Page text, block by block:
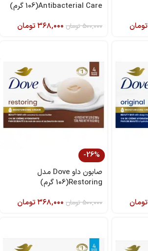
تومان
Antibacterial Care(106 گرم)
۵۰۰,۰۰۰تومان ۳۶۸,۰۰۰تومان
تومان
-26%
صابون داو Dove مدل
Restoring(106 گرم)
۵۰۰,۰۰۰تومان ۳۶۸,۰۰۰تومان